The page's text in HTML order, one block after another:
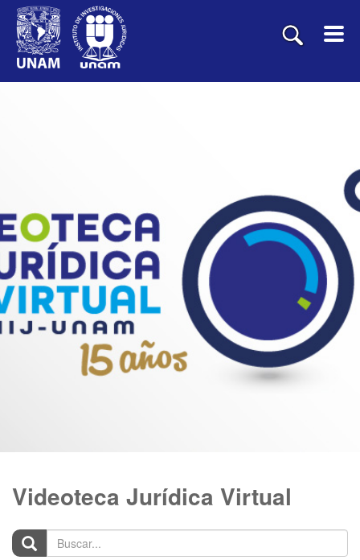
Videoteca Jurídica Virtual
Buscar...